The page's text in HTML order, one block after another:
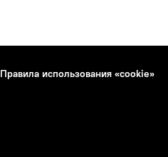
Правила использования «cookie»